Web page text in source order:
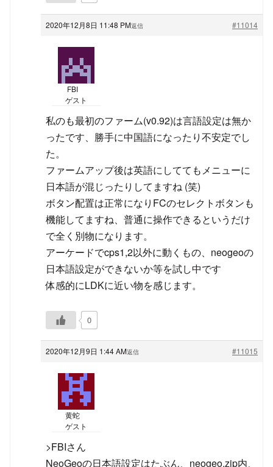
2020年12月8日 11:48 PM #11014
返信
FBI
ゲスト
私のも最初のファーム(v0.92)は言語設定は無か
ったです、勝手に中国語になったり不安定でし
た。
ファームアップ後は英語にしててもメニューに
日本語が混じったりしてますね (笑)
ボタン配置は正常になりFCのセレクトボタンも
機能してますね、普通に操作できるというだけ
で全く別物になります。
アーケードでcps1,2以外に動くもの、neogeoの
日本語設定ができないか等を試し中です
体感的にLDKに近い物を感じます。
0
2020年12月9日 1:44 AM #11015
返信
黄蛇
ゲスト
>FBIさん
NeoGeoの日本語設定はたぶん、neogeo.zip内、